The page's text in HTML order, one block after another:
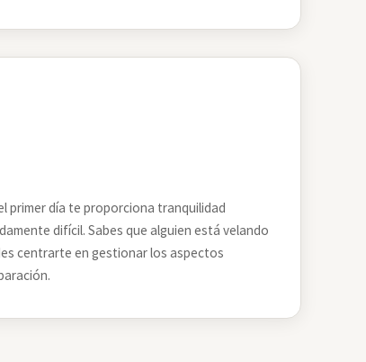
primer día te proporciona tranquilidad
difícil. Sabes que alguien está velando
centrarte en gestionar los aspectos